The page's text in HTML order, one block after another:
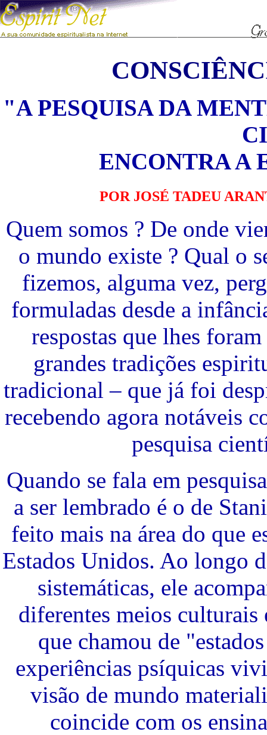
"A PESQUISA DA
ENCONTRA A
POR JOSÉ TADEU
Quem somos ? De onde
o mundo existe ? Qual o
fizemos, alguma vez,
formuladas desde a
respostas que lhes
grandes tradições
tradicional – que já foi
recebendo agora notáveis
pesquisa
Quando se fala em
a ser lembrado é o de
feito mais na área do que
Estados Unidos. Ao longo
sistemáticas, ele
diferentes meios culturais
que chamou de
experiências psíquicas
visão de mundo
coincide com os